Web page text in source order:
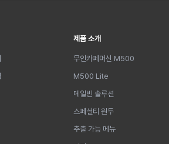
제품 소개
무인카페머신 M500
M500 Lite
메일빈 솔루션
스페셜티 원두
추출 가능 메뉴